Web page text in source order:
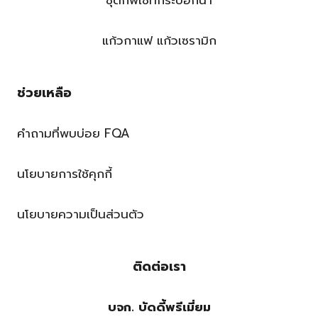
แก้วกาแฟ แก้วเซรามิก
ช่วยเหลือ
คำถามที่พบบ่อย FQA
นโยบายการใช้คุกกี้
นโยบายความเป็นส่วนตัว
ติดต่อเรา
บจก. บัดดี้พรีเมี่ยม